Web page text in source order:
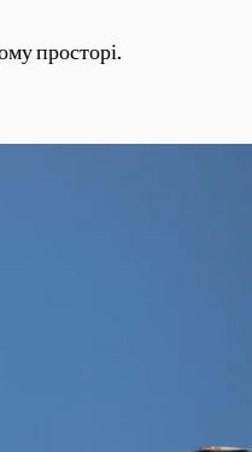
просторі.